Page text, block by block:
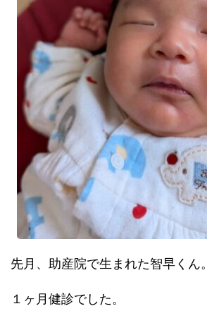
先月、助産院で生まれた智早くん。
１ヶ月健診でした。